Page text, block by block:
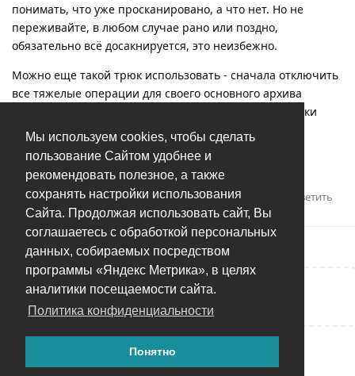
Мы используем cookies, чтобы сделать
пользование Сайтом удобнее и
рекомендовать полезное, а также
сохранять настройки использования
Сайта. Продолжая использовать сайт, Вы
соглашаетесь с обработкой персональных
данных, собираемых посредством
программы «Яндекс Метрика», в целях
аналитики посещаемости сайта.
Политика конфиденциальности
Понятно
понимать, что уже просканировано, а что нет. Но не
переживайте, в любом случае рано или поздно,
обязательно всё досакнируется, это неизбежно.
Можно еще такой трюк использовать - сначала отключить
все тяжелые операции для своего основного архива
(видео, RAW, лица), дождаться чтобы хотя бы все фотки
просто появились в архиве, а потом уже снова их
включить, чтобы вторым проходом программа все
распознала и все видео добавила.
Ответить
Ashmanоценил это.
Написать ответ...